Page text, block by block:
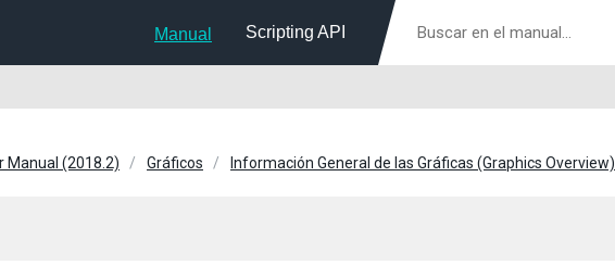
Manual Scripting API
Manual (2018.2) Gráficos Información General de las Gráficas (Graphics Overview)